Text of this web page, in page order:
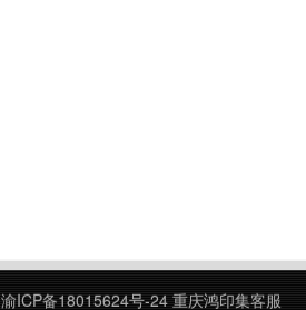
渝ICP备18015624号-24 重庆鸿印集客服